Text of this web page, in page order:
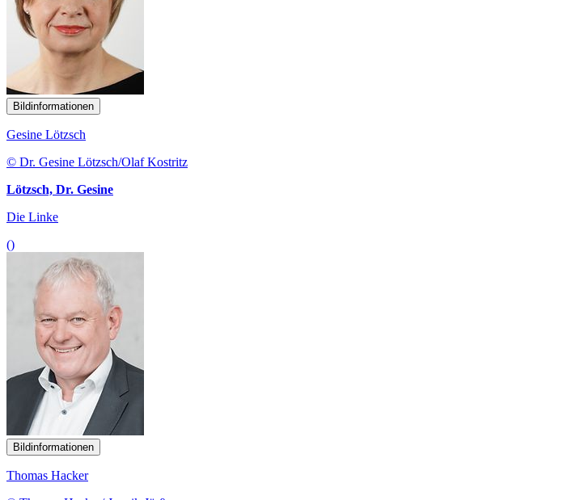
Bildinformationen
Gesine Lötzsch
© Dr. Gesine Lötzsch/Olaf Kostritz
Lötzsch, Dr. Gesine
Die Linke
()
Bildinformationen
Thomas Hacker